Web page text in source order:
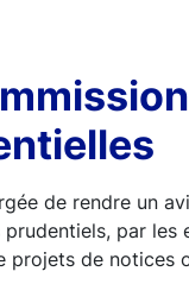
de rendre un
par les
projets de notices